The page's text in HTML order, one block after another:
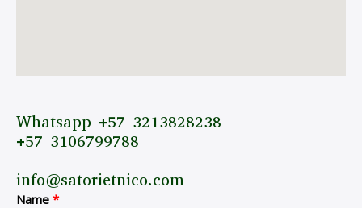
Whatsapp +57 3213828238
+57 3106799788
info@satorietnico.com
Name